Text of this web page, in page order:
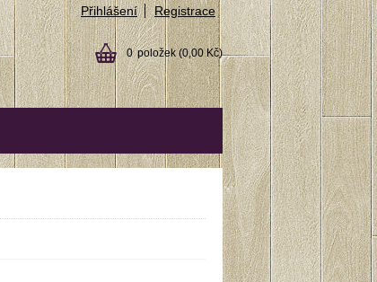
Přihlášení Registrace
0 položek (0,00 Kč)